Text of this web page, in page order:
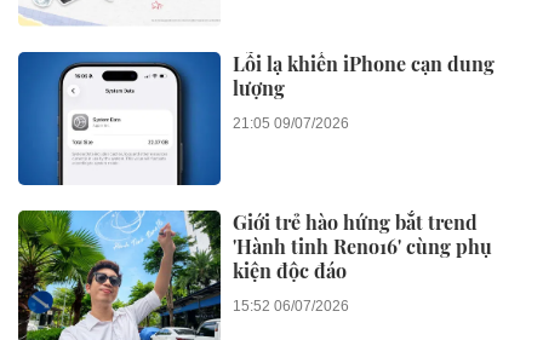
Lỗi lạ khiến iPhone cạn dung
lượng
21:05 09/07/2026
Giới trẻ hào hứng bắt trend
'Hành tinh Reno16' cùng phụ
kiện độc đáo
15:52 06/07/2026